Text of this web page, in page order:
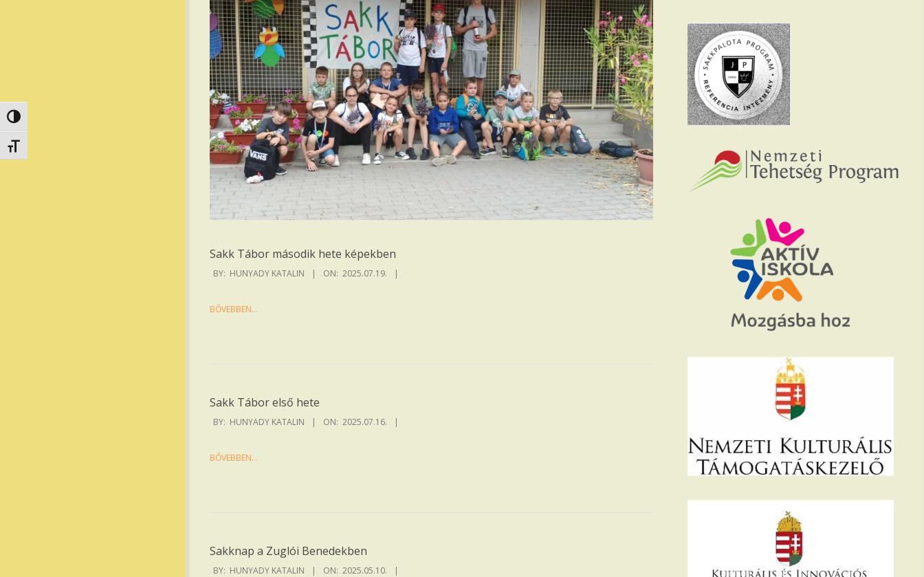
Nagy kontraszt váltása
Betűméret váltása
Sakk Tábor második hete képekben
2025-
19
BY: HUNYADY KATALIN ON: 2025.07.19.
BŐVEBBEN…
Sakk Tábor első hete
2025-
16
BY: HUNYADY KATALIN ON: 2025.07.16.
BŐVEBBEN…
Sakknap a Zuglói Benedekben
2025-
BY: HUNYADY KATALIN ON: 2025.05.10.